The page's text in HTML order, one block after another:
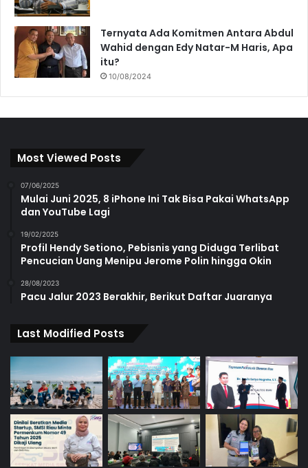
Ternyata Ada Komitmen Antara Abdul
Wahid dengan Edy Natar-M Haris, Apa
itu?
10/08/2024
Most Viewed Posts
07/06/2025
Mulai Juni 2025, 8 iPhone Ini Tak Bisa Pakai WhatsApp
dan YouTube Lagi
19/02/2025
Profil Hendy Setiono, Pebisnis yang Diduga Terlibat
Pencucian Uang Menipu Jerome Polin hingga Okin
28/08/2023
Pacu Jalur 2023 Berakhir, Berikut Daftar Juaranya
Last Modified Posts